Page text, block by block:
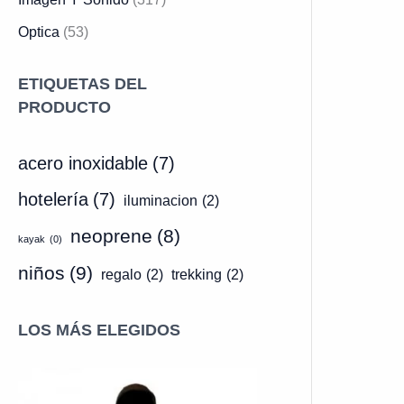
Optica (53)
ETIQUETAS DEL
PRODUCTO
acero inoxidable (7)
hotelería (7) iluminacion (2)
kayak (0) neoprene (8)
niños (9) regalo (2) trekking (2)
LOS MÁS ELEGIDOS